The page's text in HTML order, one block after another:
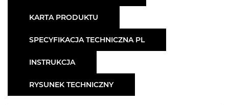
KARTA PRODUKTU
SPECYFIKACJA TECHNICZNA PL
INSTRUKCJA
RYSUNEK TECHNICZNY